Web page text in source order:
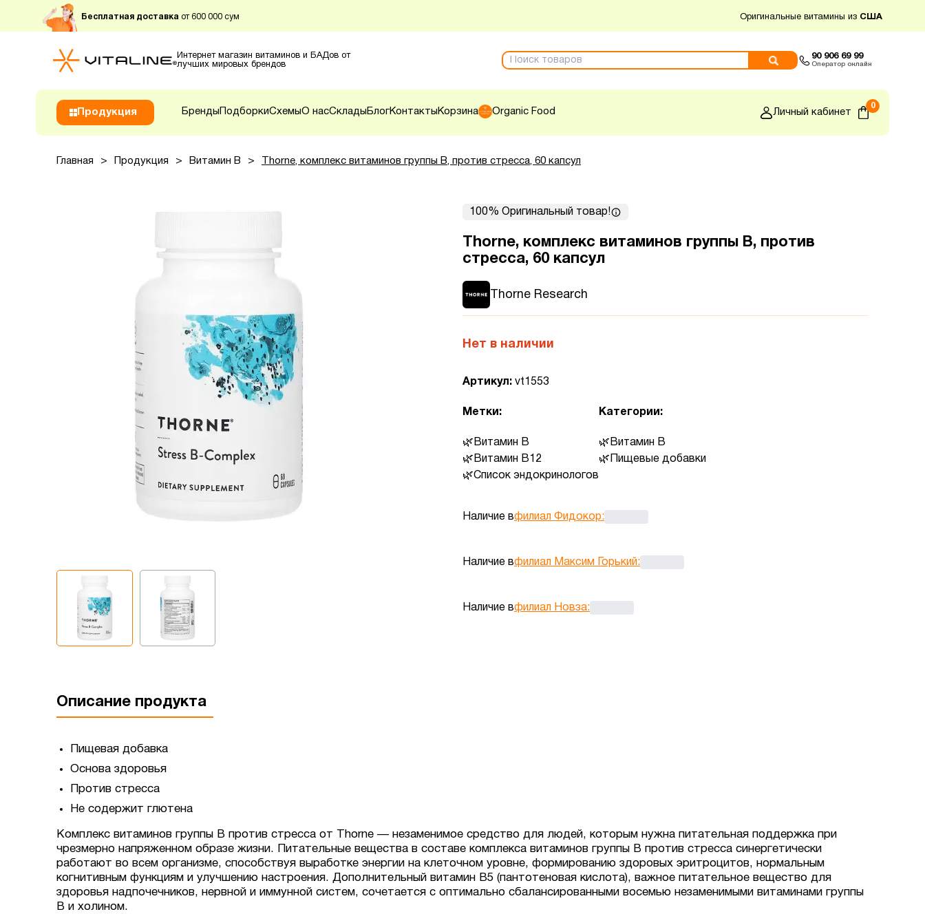
Бесплатная доставка от 600 000 сум Оригинальные витамины из США
Интернет магазин витаминов и БАДов от
лучших мировых брендов
90 906 69 99
Оператор онлайн
Продукция Бренды ПодборкиСхемыО насСклады БлогКонтакты Корзина Organic Food Личный кабинет
0
Главная > Продукция > Витамин B > Thorne, комплекс витаминов группы B, против стресса, 60 капсул
100% Оригинальный товар!
Thorne, комплекс витаминов группы B, против
стресса, 60 капсул
Thorne Research
Нет в наличии
Артикул: vt1553
Метки:
Витамин B
Витамин B12
Список эндокринологов
Категории:
Витамин B
Пищевые добавки
Наличие вфилиал Фидокор:
Наличие вфилиал Максим Горький :
Наличие вфилиал Новза:
Описание продукта
Пищевая добавка
Основа здоровья
Против стресса
Не содержит глютена
Комплекс витаминов группы B против стресса от Thorne — незаменимое средство для людей, которым нужна питательная поддержка при
чрезмерно напряженном образе жизни. Питательные вещества в составе комплекса витаминов группы B против стресса синергетически
работают во всем организме, способствуя выработке энергии на клеточном уровне, формированию здоровых эритроцитов, нормальным
когнитивным функциям и улучшению настроения. Дополнительный витамин B5 (пантотеновая кислота), важное питательное вещество для
здоровья надпочечников, нервной и иммунной систем, сочетается с оптимально сбалансированными восемью незаменимыми витаминами группы
B и холином.